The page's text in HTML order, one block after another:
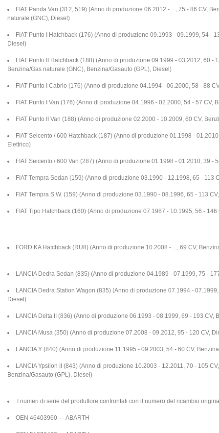
FIAT Panda Van (312, 519) (Anno di produzione 06.2012 - ..., 75 - 86 CV,
naturale (GNC), Diesel)
FIAT Punto I Hatchback (176) (Anno di produzione 09.1993 - 09.1999, 54 -
Diesel)
FIAT Punto II Hatchback (188) (Anno di produzione 09.1999 - 03.2012, 60 -
Benzina/Gas naturale (GNC), Benzina/Gasauto (GPL), Diesel)
FIAT Punto I Cabrio (176) (Anno di produzione 04.1994 - 06.2000, 58 - 88
FIAT Punto I Van (176) (Anno di produzione 04.1996 - 02.2000, 54 - 57 CV,
FIAT Punto II Van (188) (Anno di produzione 02.2000 - 10.2009, 60 CV,
FIAT Seicento / 600 Hatchback (187) (Anno di produzione 01.1998 -
Elettrico)
FIAT Seicento / 600 Van (287) (Anno di produzione 01.1998 - 01.2010, 39 -
FIAT Tempra Sedan (159) (Anno di produzione 03.1990 - 12.1998, 65 - 113
FIAT Tempra S.W. (159) (Anno di produzione 03.1990 - 08.1996, 65 - 113
FIAT Tipo Hatchback (160) (Anno di produzione 07.1987 - 10.1995, 56 -
FORD KA Hatchback (RU8) (Anno di produzione 10.2008 - ..., 69 CV,
LANCIA Dedra Sedan (835) (Anno di produzione 04.1989 - 07.1999, 75 -
LANCIA Dedra Station Wagon (835) (Anno di produzione 07.1994 -
Diesel)
LANCIA Delta II (836) (Anno di produzione 06.1993 - 08.1999, 69 - 193 CV,
LANCIA Musa (350) (Anno di produzione 07.2008 - 09.2012, 95 - 120 CV,
LANCIA Y (840) (Anno di produzione 11.1995 - 09.2003, 54 - 60 CV,
LANCIA Ypsilon II (843) (Anno di produzione 10.2003 - 12.2011, 70 - 105
Benzina/Gasauto (GPL), Diesel)
I numeri di serie del produttore confrontati con il numero del ricambio
OEN 46403960 — ABARTH